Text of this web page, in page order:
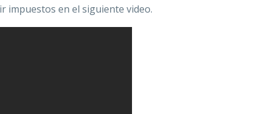
impuestos en el siguiente video.